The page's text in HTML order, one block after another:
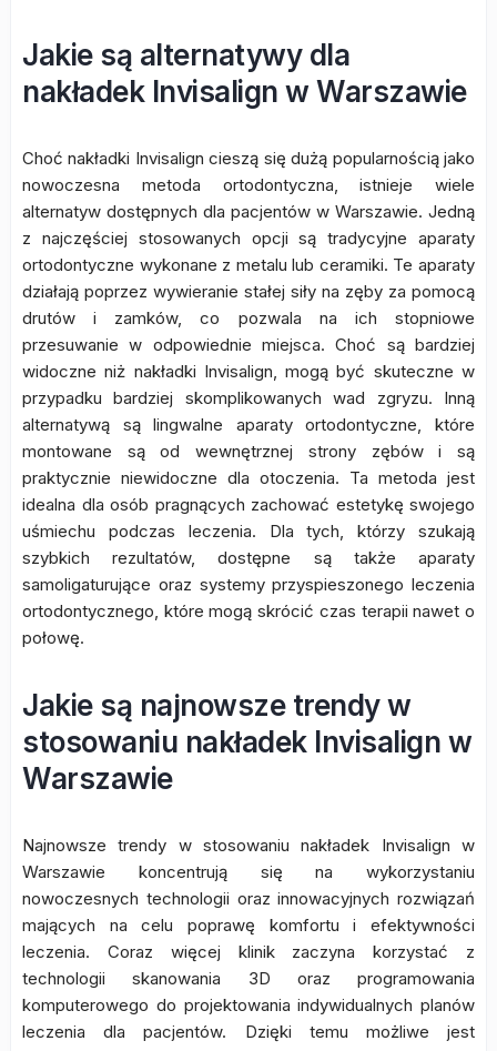
Jakie są alternatywy dla
nakładek Invisalign w Warszawie
Choć nakładki Invisalign cieszą się dużą popularnością jako
nowoczesna metoda ortodontyczna, istnieje wiele
alternatyw dostępnych dla pacjentów w Warszawie. Jedną
z najczęściej stosowanych opcji są tradycyjne aparaty
ortodontyczne wykonane z metalu lub ceramiki. Te aparaty
działają poprzez wywieranie stałej siły na zęby za pomocą
drutów i zamków, co pozwala na ich stopniowe
przesuwanie w odpowiednie miejsca. Choć są bardziej
widoczne niż nakładki Invisalign, mogą być skuteczne w
przypadku bardziej skomplikowanych wad zgryzu. Inną
alternatywą są lingwalne aparaty ortodontyczne, które
montowane są od wewnętrznej strony zębów i są
praktycznie niewidoczne dla otoczenia. Ta metoda jest
idealna dla osób pragnących zachować estetykę swojego
uśmiechu podczas leczenia. Dla tych, którzy szukają
szybkich rezultatów, dostępne są także aparaty
samoligaturujące oraz systemy przyspieszonego leczenia
ortodontycznego, które mogą skrócić czas terapii nawet o
połowę.
Jakie są najnowsze trendy w
stosowaniu nakładek Invisalign w
Warszawie
Najnowsze trendy w stosowaniu nakładek Invisalign w
Warszawie koncentrują się na wykorzystaniu
nowoczesnych technologii oraz innowacyjnych rozwiązań
mających na celu poprawę komfortu i efektywności
leczenia. Coraz więcej klinik zaczyna korzystać z
technologii skanowania 3D oraz programowania
komputerowego do projektowania indywidualnych planów
leczenia dla pacjentów. Dzięki temu możliwe jest